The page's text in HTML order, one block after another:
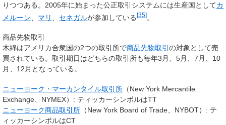
りつつある。2005年に始まった公正取引システムには生産国としてカ
メルーン
マリ セネガルが参加している[35]。
商品先物取引
木綿はアメリカ合衆国の2つの取引所で商品先物取引 の対象として売
買されている。取引期日はどちらの取引所も毎年3月、5月、7月、10
月、12月となっている。
ニューヨーク・マーカンタイル取引所 （New York Mercantile
Exchange、NYMEX）: ティッカーシンボルはTT
ニューヨーク商品取引所 （New York Board of Trade、NYBOT）: テ
ィッカーシンボルはCT